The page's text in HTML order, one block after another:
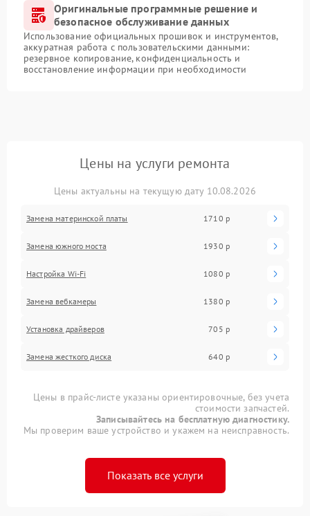
Оригинальные программные решение и
безопасное обслуживание данных
Использование официальных прошивок и инструментов,
аккуратная работа с пользовательскими данными:
резервное копирование, конфиденциальность и
восстановление информации при необходимости
Цены на услуги ремонта
Цены актуальны на текущую дату 10.08.2026
Замена материнской платы 1710 р
Замена южного моста 1930 р
Настройка Wi-Fi 1080 р
Замена вебкамеры 1380 р
Установка драйверов 705 р
Замена жесткого диска 640 р
Цены в прайс-листе указаны ориентировочные, без учета
стоимости запчастей.
Записывайтесь на бесплатную диагностику.
Мы проверим ваше устройство и укажем на неисправность.
Показать все услуги